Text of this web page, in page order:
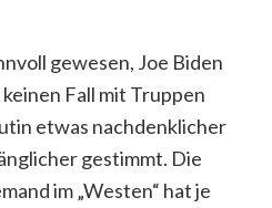
gewesen, Joe Biden
Fall mit Truppen
etwas nachdenklicher
gestimmt. Die
im „Westen“ hat je